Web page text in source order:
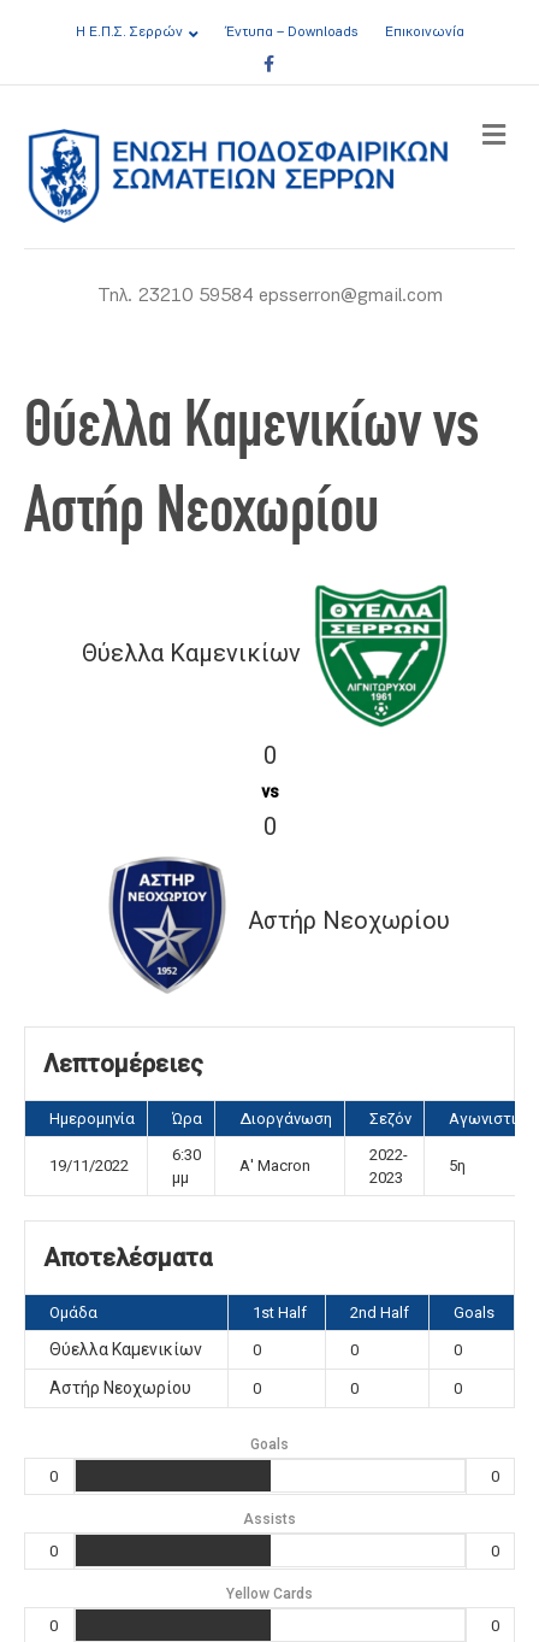
Η Ε.Π.Σ. Σερρών Έντυπα – Downloads
Επικοινωνία
Facebook
Τηλ. 23210 59584 epsserron@gmail.com
Θύελλα Καμενικίων vs
Αστήρ Νεοχωρίου
Θύελλα Καμενικίων
0
vs
0
Αστήρ Νεοχωρίου
Λεπτομέρειες
Ημερομηνία Ώρα Διοργάνωση Σεζόν Αγωνιστική
19/11/2022
6:30
μμ
Α' Macron
2022-
2023
5η
Αποτελέσματα
Ομάδα 1st Half 2nd Half Goals
Θύελλα Καμενικίων 0 0 0
Αστήρ Νεοχωρίου 0 0 0
Goals
0 0
Assists
0 0
Yellow Cards
0 0